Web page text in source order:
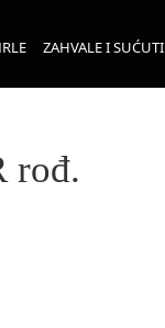
ZAHVALE I SUĆUTI
rođ.